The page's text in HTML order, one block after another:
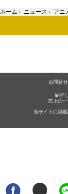
ホーム › ニュース › アニ
お問合せ
紹介
売上の
当サイトに掲